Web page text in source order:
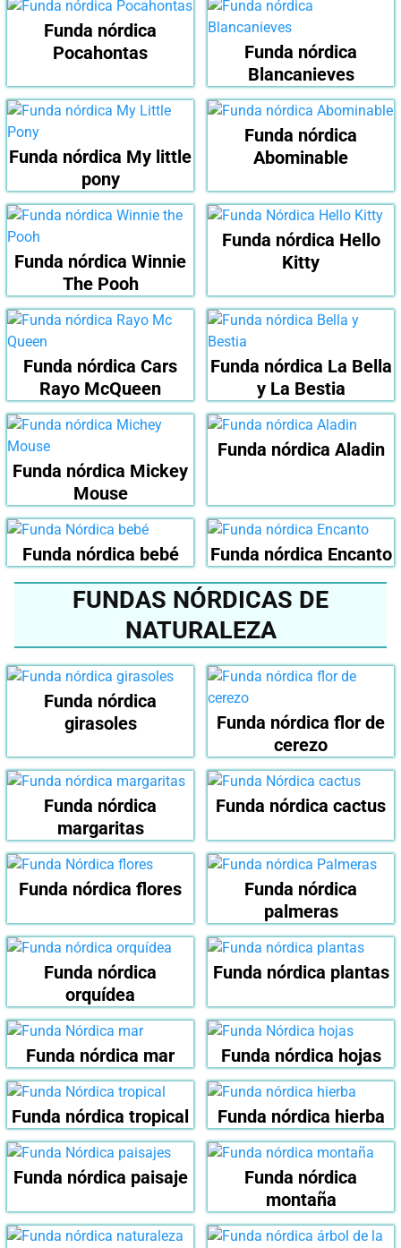
Funda nórdica
Pocahontas
Funda nórdica
Blancanieves
Funda nórdica My little
pony
Funda nórdica
Abominable
Funda nórdica Winnie
The Pooh
Funda nórdica Hello
Kitty
Funda nórdica Cars
Rayo McQueen
Funda nórdica La Bella
y La Bestia
Funda nórdica Mickey
Mouse
Funda nórdica Aladin
Funda nórdica bebé Funda nórdica Encanto
FUNDAS NÓRDICAS DE
NATURALEZA
Funda nórdica
girasoles
Funda nórdica flor de
cerezo
Funda nórdica
margaritas
Funda nórdica cactus
Funda nórdica flores
Funda nórdica
palmeras
Funda nórdica
orquídea
Funda nórdica plantas
Funda nórdica mar Funda nórdica hojas
Funda nórdica tropical Funda nórdica hierba
Funda nórdica paisaje
Funda nórdica
montaña